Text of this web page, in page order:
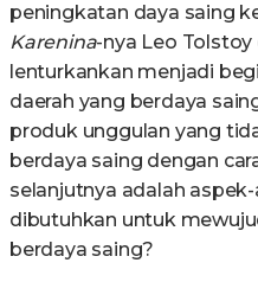
peningkatan daya saing
Karenina-nya Leo
lenturkankan menjadi
daerah yang berdaya
produk unggulan yang
berdaya saing dengan
selanjutnya adalah
dibutuhkan untuk
berdaya saing?